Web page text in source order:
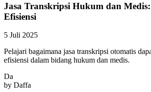
Jasa Transkripsi Hukum dan
Efisiensi
5 Juli 2025
Pelajari bagaimana jasa transkripsi otomatis
efisiensi dalam bidang hukum dan medis.
Da
by Daffa